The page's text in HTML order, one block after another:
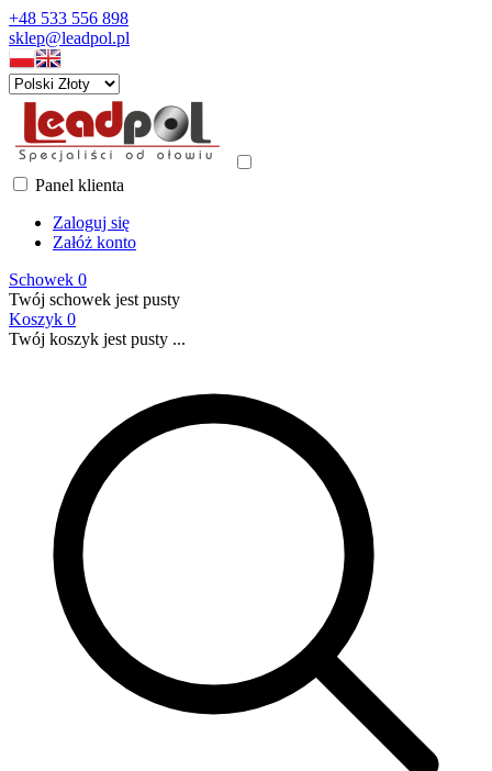
+48 533 556 898
sklep@leadpol.pl
Panel klienta
Zaloguj się
Załóż konto
Schowek 0
Twój schowek jest pusty
Koszyk 0
Twój koszyk jest pusty ...